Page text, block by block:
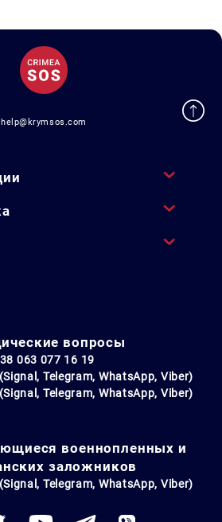
help@krymsos.com
вопросы
063 077 16 19
Telegram, WhatsApp, Viber)
Telegram, WhatsApp, Viber)
военнопленных и
заложников
Telegram, WhatsApp, Viber)